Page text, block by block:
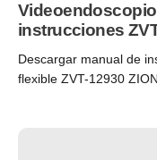
instrucciones
Descargar manual de
flexible ZVT-12930